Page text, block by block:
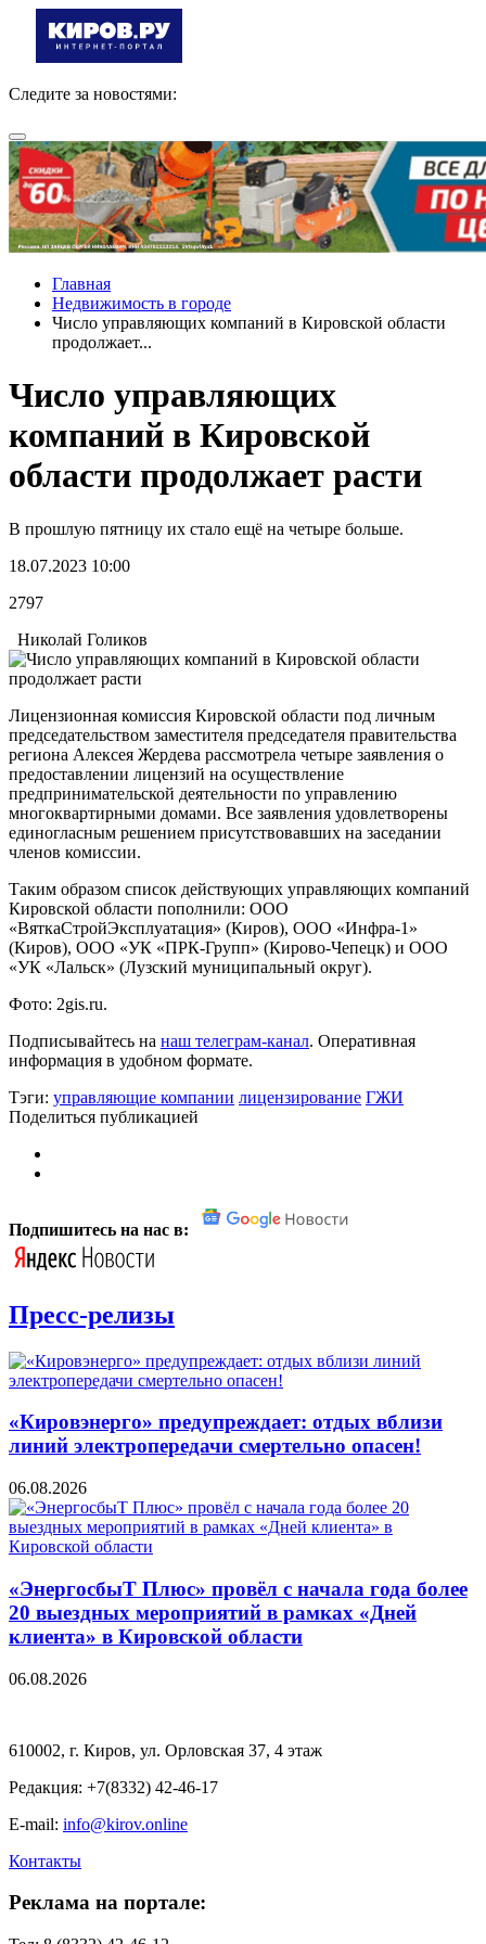
Следите за новостями:
Главная
Недвижимость в городе
Число управляющих компаний в Кировской области
продолжает...
Число управляющих
компаний в Кировской
области продолжает расти
В прошлую пятницу их стало ещё на четыре больше.
18.07.2023 10:00
2797
Николай Голиков
Лицензионная комиссия Кировской области под личным
председательством заместителя председателя правительства
региона Алексея Жердева рассмотрела четыре заявления о
предоставлении лицензий на осуществление
предпринимательской деятельности по управлению
многоквартирными домами. Все заявления удовлетворены
единогласным решением присутствовавших на заседании
членов комиссии.
Таким образом список действующих управляющих компаний
Кировской области пополнили: ООО
«ВяткаСтройЭксплуатация» (Киров), ООО «Инфра-1»
(Киров), ООО «УК «ПРК-Групп» (Кирово-Чепецк) и ООО
«УК «Лальск» (Лузский муниципальный округ).
Фото: 2gis.ru.
Подписывайтесь на наш телеграм-канал. Оперативная
информация в удобном формате.
Тэги: управляющие компании лицензирование ГЖИ
Поделиться публикацией
Подпишитесь на нас в:
Пресс-релизы
«Кировэнерго» предупреждает: отдых вблизи
линий электропередачи смертельно опасен!
06.08.2026
«ЭнергосбыТ Плюс» провёл с начала года более
20 выездных мероприятий в рамках «Дней
клиента» в Кировской области
06.08.2026
610002, г. Киров, ул. Орловская 37, 4 этаж
Редакция: +7(8332) 42-46-17
E-mail: info@kirov.online
Контакты
Реклама на портале: